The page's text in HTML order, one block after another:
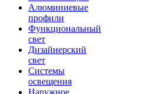
Алюминиевые
профили
Функциональный
свет
Дизайнерский
свет
Системы
освещения
Наружное